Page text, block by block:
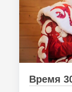
Время